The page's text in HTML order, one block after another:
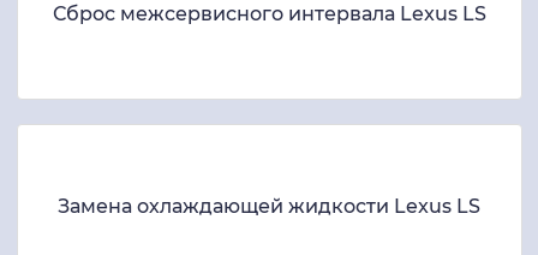
Сброс межсервисного интервала Lexus LS
Замена охлаждающей жидкости Lexus LS